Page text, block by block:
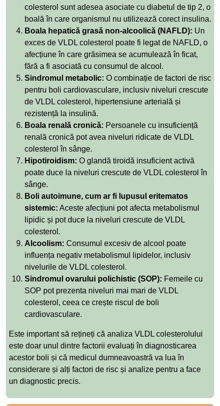
colesterol sunt adesea asociate cu diabetul de tip 2, o
boală în care organismul nu utilizează corect insulina.
Boala hepatică grasă non-alcoolică (NAFLD): Un
exces de VLDL colesterol poate fi legat de NAFLD, o
afecțiune în care grăsimea se acumulează în ficat,
fără a fi asociată cu consumul de alcool.
Sindromul metabolic: O combinație de factori de risc
pentru boli cardiovasculare, inclusiv niveluri crescute
de VLDL colesterol, hipertensiune arterială și
rezistență la insulină.
Boala renală cronică: Persoanele cu insuficiență
renală cronică pot avea niveluri ridicate de VLDL
colesterol în sânge.
Hipotiroidism: O glandă tiroidă insuficient activă
poate duce la niveluri crescute de VLDL colesterol în
sânge.
Boli autoimune, cum ar fi lupusul eritematos
sistemic: Aceste afecțiuni pot afecta metabolismul
lipidic și pot duce la niveluri crescute de VLDL
colesterol.
Alcoolism: Consumul excesiv de alcool poate
influența negativ metabolismul lipidelor, inclusiv
nivelurile de VLDL colesterol.
Sindromul ovarului polichistic (SOP): Femeile cu
SOP pot prezenta niveluri mai mari de VLDL
colesterol, ceea ce crește riscul de boli
cardiovasculare.
Este important să rețineți că analiza VLDL colesterolului
este doar unul dintre factorii evaluați în diagnosticarea
acestor boli și că medicul dumneavoastră va lua în
considerare și alți factori de risc și analize pentru a face
un diagnostic precis.